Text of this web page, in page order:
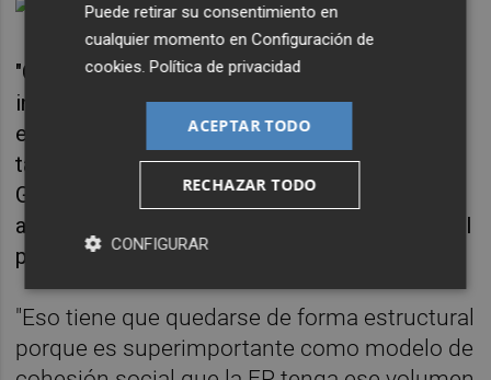
"Creo que se ha visto claro que con más
inversión, se puede tener una mejor
educación", subraya Marzà, para quien
también ha sido importante la apuesta de la
Generaliat por la Formación Profesional, con
ayuda del Ministerio, "que casi ha duplicado el
presupuesto".
"Eso tiene que quedarse de forma estructural
porque es superimportante como modelo de
Puede retirar su consentimiento en
cualquier momento enConfiguración de
cookies .Política de privacidad
ACEPTAR TODO
RECHAZAR TODO
CONFIGURAR